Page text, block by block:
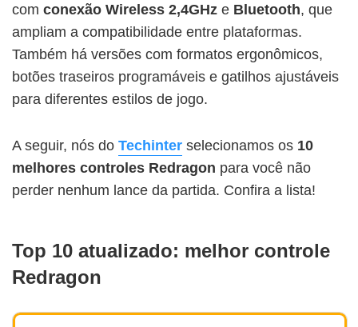
com conexão Wireless 2,4GHz e Bluetooth, que
ampliam a compatibilidade entre plataformas.
Também há versões com formatos ergonômicos,
botões traseiros programáveis e gatilhos ajustáveis
para diferentes estilos de jogo.
A seguir, nós do Techinter selecionamos os 10
melhores controles Redragon para você não
perder nenhum lance da partida. Confira a lista!
Top 10 atualizado: melhor controle
Redragon